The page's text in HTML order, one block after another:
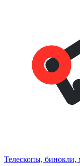
Телескопы, бинокли,